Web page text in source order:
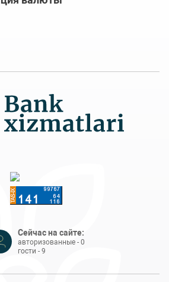
Сейчас на сайте:
авторизованные - 0
гости - 9